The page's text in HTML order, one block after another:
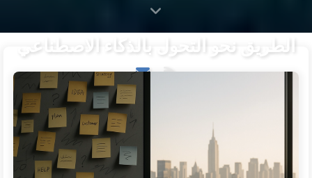
الطريق نحو التحول بالذكاء الاصطناعي